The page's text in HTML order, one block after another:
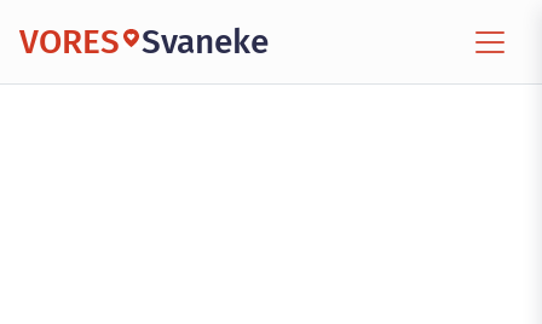
VORES Svaneke